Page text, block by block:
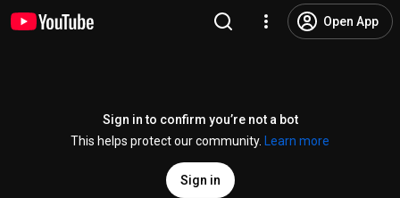
Open App
Sign in to confirm you’re not a bot
This helps protect our community.
Learn more
Sign in